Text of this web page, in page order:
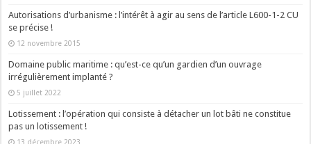
Autorisations d’urbanisme : l’intérêt à agir au sens de l’article L600-1-2 CU
se précise !
12 novembre 2015
Domaine public maritime : qu’est-ce qu’un gardien d’un ouvrage
irrégulièrement implanté ?
5 juillet 2022
Lotissement : l’opération qui consiste à détacher un lot bâti ne constitue
pas un lotissement !
13 décembre 2023